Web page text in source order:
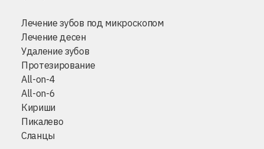
Лечение зубов под микроскопом
Лечение десен
Удаление зубов
Протезирование
All-on-4
All-on-6
Кириши
Пикалево
Сланцы